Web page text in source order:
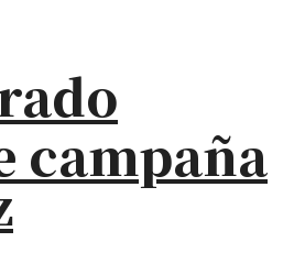
campaña